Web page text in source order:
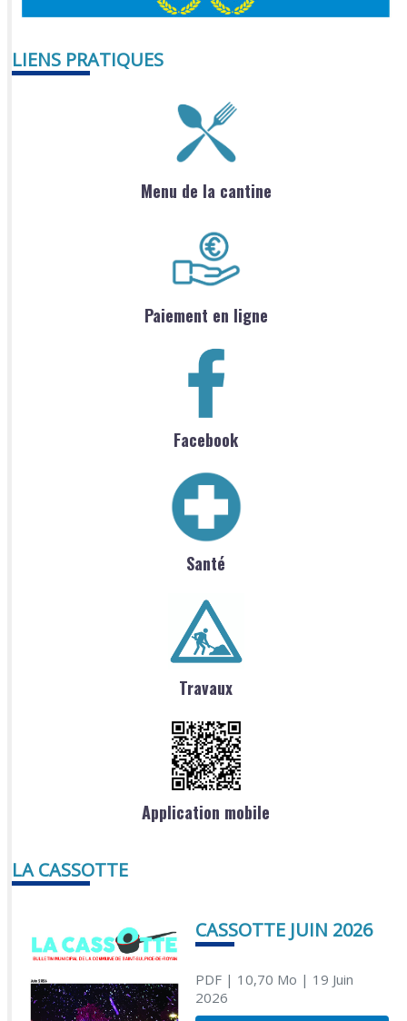
LIENS PRATIQUES
Menu de la cantine
Paiement en ligne
Facebook
Santé
Travaux
Application mobile
LA CASSOTTE
CASSOTTE JUIN 2026
PDF| 10,70 Mo | 19 Juin
2026